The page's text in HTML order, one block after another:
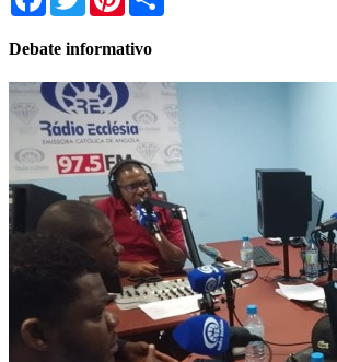
Debate informativo